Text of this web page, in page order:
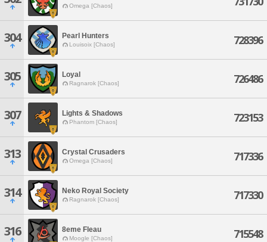
Omega [Chaos]
304 Pearl Hunters
Louisoix [Chaos] 728396
305 Loyal
Ragnarok [Chaos] 726486
307 Lights & Shadows
Phantom [Chaos] 723153
313 Crystal Crusaders
Omega [Chaos] 717336
314 Neko Royal Society
Ragnarok [Chaos] 717330
316 8eme Fleau
Moogle [Chaos] 715548